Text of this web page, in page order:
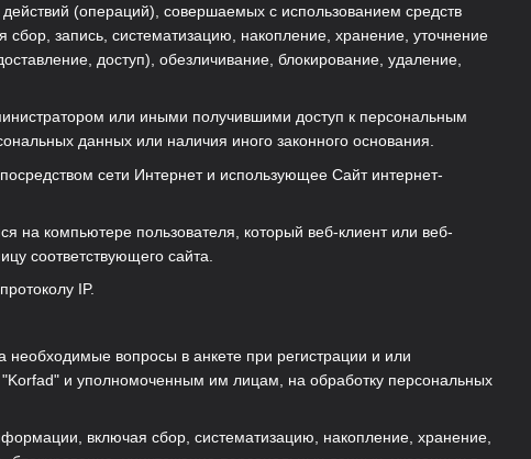
(операций), совершаемых с использованием средств
запись, систематизацию, накопление, хранение, уточнение
доступ), обезличивание, блокирование, удаление,
или иными получившими доступ к персональным
данных или наличия иного законного основания.
сети Интернет и использующее Сайт интернет-
компьютере пользователя, который веб-клиент или веб-
соответствующего сайта.
IP.
необходимые вопросы в анкете при регистрации и или
"Korfad" и уполномоченным им лицам, на обработку персональных
включая сбор, систематизацию, накопление, хранение,